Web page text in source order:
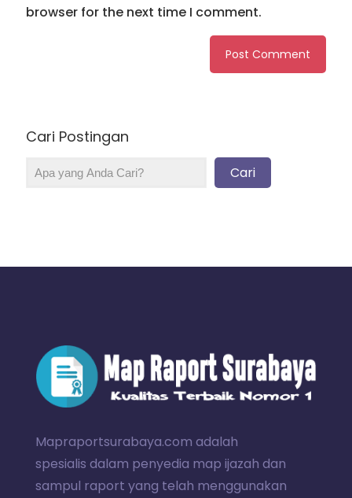
browser for the next time I comment.
Cari Postingan
Cari
Mapraportsurabaya.com adalah
spesialis dalam penyedia map ijazah dan
sampul raport yang telah menggunakan